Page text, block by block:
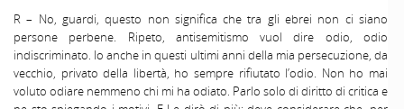
R – No, guardi, questo non significa che tra gli ebrei non ci siano
persone perbene. Ripeto, antisemitismo vuol dire odio, odio
indiscriminato. Io anche in questi ultimi anni della mia persecuzione, da
vecchio, privato della libertà, ho sempre rifiutato l’odio. Non ho mai
voluto odiare nemmeno chi mi ha odiato. Parlo solo di diritto di critica e